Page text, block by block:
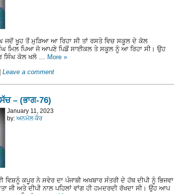
ਜਦੋਂ ਖੂਹ ਤੋਂ ਮੁੜਿਆ ਆ ਰਿਹਾ ਸੀ ਤਾਂ ਰਸਤੇ ਵਿਚ ਸਕੂਲ ਦੇ ਕੋਲ
ਮਿਲ ਪਿਆ ਜੋ ਆਪਣੇ ਪਿਡੋਂ ਸਾਈਕਲ ਤੇ ਸਕੂਲ ਨੂੰ ਆ ਰਿਹਾ ਸੀ। ਉਹ
ਸਿੰਘ ਕੋਲ ਖਲੋ …
More »
Leave a comment
– (ਭਾਗ-76)
January 11, 2023
by: ਅਨਮੋਲ ਕੌਰ
ਵਿਸ਼ਨੂੰ ਕਪੂਰ ਨੇ ਸਵੇਰ ਦਾ ਪੰਜਾਬੀ ਅਖਬਾਰ ਸੰਤਰੀ ਦੇ ਹੱਥ ਦੀਪੀ ਨੂੰ ਭਿਜਵਾ
ਜੀ ਅਤੇ ਦੀਪੀ ਨਾਲ ਪਹਿਲਾਂ ਵਾਂਗ ਹੀ ਹਮਦਰਦੀ ਰੱਖਦਾ ਸੀ। ਉਹ ਆਪ